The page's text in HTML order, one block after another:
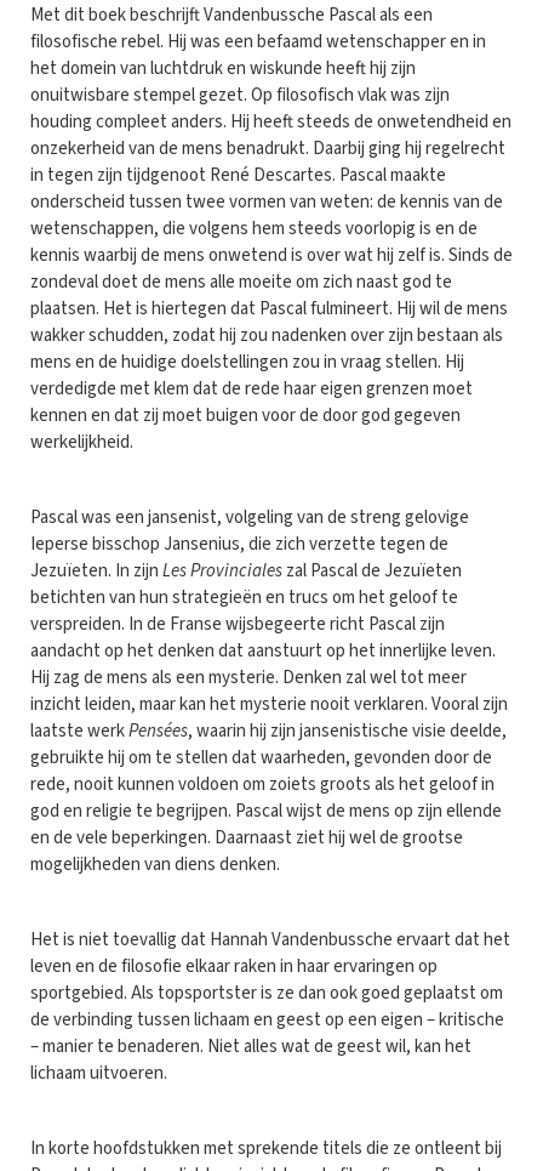
Met dit boek beschrijft Vandenbussche Pascal als een
filosofische rebel. Hij was een befaamd wetenschapper en in
het domein van luchtdruk en wiskunde heeft hij zijn
onuitwisbare stempel gezet. Op filosofisch vlak was zijn
houding compleet anders. Hij heeft steeds de onwetendheid en
onzekerheid van de mens benadrukt. Daarbij ging hij regelrecht
in tegen zijn tijdgenoot René Descartes. Pascal maakte
onderscheid tussen twee vormen van weten: de kennis van de
wetenschappen, die volgens hem steeds voorlopig is en de
kennis waarbij de mens onwetend is over wat hij zelf is. Sinds de
zondeval doet de mens alle moeite om zich naast god te
plaatsen. Het is hiertegen dat Pascal fulmineert. Hij wil de mens
wakker schudden, zodat hij zou nadenken over zijn bestaan als
mens en de huidige doelstellingen zou in vraag stellen. Hij
verdedigde met klem dat de rede haar eigen grenzen moet
kennen en dat zij moet buigen voor de door god gegeven
werkelijkheid.
Pascal was een jansenist, volgeling van de streng gelovige
Ieperse bisschop Jansenius, die zich verzette tegen de
Jezuïeten. In zijnLes Provincialeszal Pascal de Jezuïeten
betichten van hun strategieën en trucs om het geloof te
verspreiden. In de Franse wijsbegeerte richt Pascal zijn
aandacht op het denken dat aanstuurt op het innerlijke leven.
Hij zag de mens als een mysterie. Denken zal wel tot meer
inzicht leiden, maar kan het mysterie nooit verklaren. Vooral zijn
laatste werkPensées, waarin hij zijn jansenistische visie deelde,
gebruikte hij om te stellen dat waarheden, gevonden door de
rede, nooit kunnen voldoen om zoiets groots als het geloof in
god en religie te begrijpen. Pascal wijst de mens op zijn ellende
en de vele beperkingen. Daarnaast ziet hij wel de grootse
mogelijkheden van diens denken.
Het is niet toevallig dat Hannah Vandenbussche ervaart dat het
leven en de filosofie elkaar raken in haar ervaringen op
sportgebied. Als topsportster is ze dan ook goed geplaatst om
de verbinding tussen lichaam en geest op een eigen – kritische
– manier te benaderen. Niet alles wat de geest wil, kan het
lichaam uitvoeren.
In korte hoofdstukken met sprekende titels die ze ontleent bij